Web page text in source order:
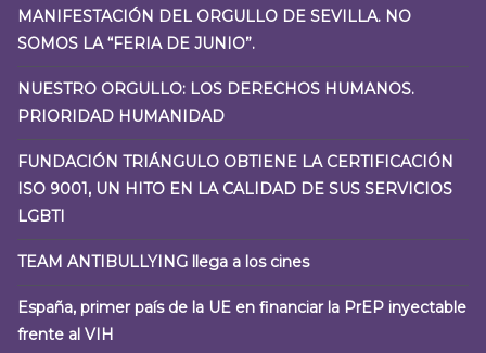
MANIFESTACIÓN DEL ORGULLO DE SEVILLA. NO
SOMOS LA “FERIA DE JUNIO”.
NUESTRO ORGULLO: LOS DERECHOS HUMANOS.
PRIORIDAD HUMANIDAD
FUNDACIÓN TRIÁNGULO OBTIENE LA CERTIFICACIÓN
ISO 9001, UN HITO EN LA CALIDAD DE SUS SERVICIOS
LGBTI
TEAM ANTIBULLYING llega a los cines
España, primer país de la UE en financiar la PrEP inyectable
frente al VIH